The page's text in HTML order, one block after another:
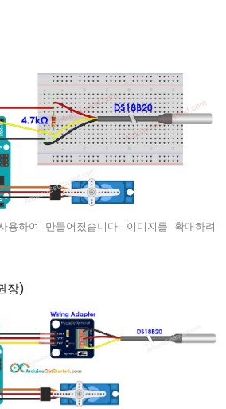
용하여 만들어졌습니다. 이미지를 확대하려
장)